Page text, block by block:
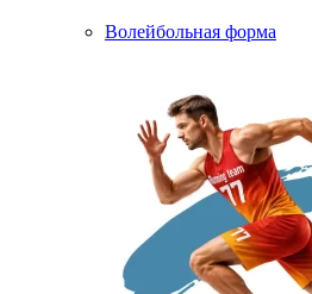
Волейбольная форма